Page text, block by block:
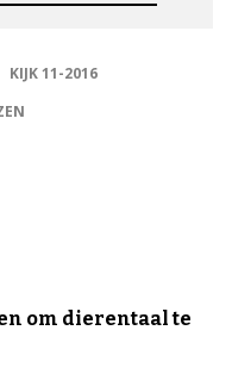
KIJK 11-2016
om dierentaal te